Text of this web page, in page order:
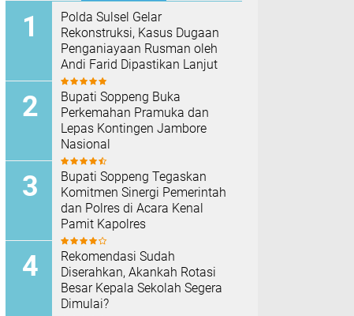
Polda Sulsel Gelar
Rekonstruksi, Kasus Dugaan
Penganiayaan Rusman oleh
Andi Farid Dipastikan Lanjut
Bupati Soppeng Buka
Perkemahan Pramuka dan
Lepas Kontingen Jambore
Nasional
Bupati Soppeng Tegaskan
Komitmen Sinergi Pemerintah
dan Polres di Acara Kenal
Pamit Kapolres
Rekomendasi Sudah
Diserahkan, Akankah Rotasi
Besar Kepala Sekolah Segera
Dimulai?